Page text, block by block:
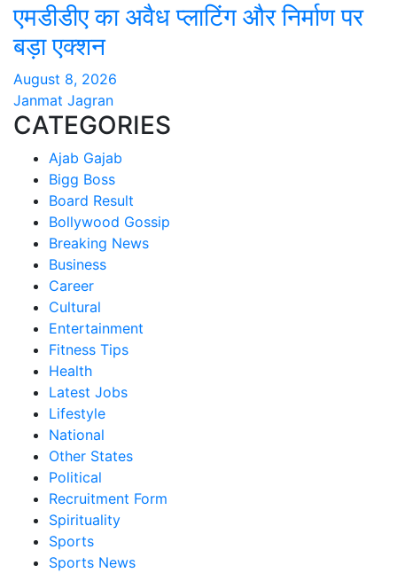
एमडीडीए का अवैध प्लाटिंग और निर्माण पर
बड़ा एक्शन
August 8, 2026
Janmat Jagran
CATEGORIES
Ajab Gajab
Bigg Boss
Board Result
Bollywood Gossip
Breaking News
Business
Career
Cultural
Entertainment
Fitness Tips
Health
Latest Jobs
Lifestyle
National
Other States
Political
Recruitment Form
Spirituality
Sports
Sports News